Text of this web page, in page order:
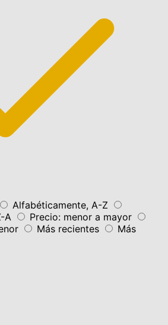
Alfabéticamente, A-Z
A
Precio: menor a mayor
Más recientes
Más